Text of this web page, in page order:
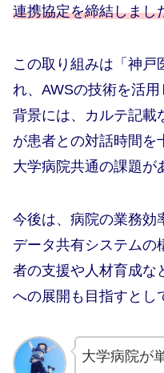
連携協定を締結しまし
この取り組みは「神戸
れ、AWSの技術を活用
背景には、カルテ記載
が患者との対話時間を
大学病院共通の課題が
今後は、病院の業務効
データ共有システムの
者の支援や人材育成な
への展開も目指すとし
大学病院が